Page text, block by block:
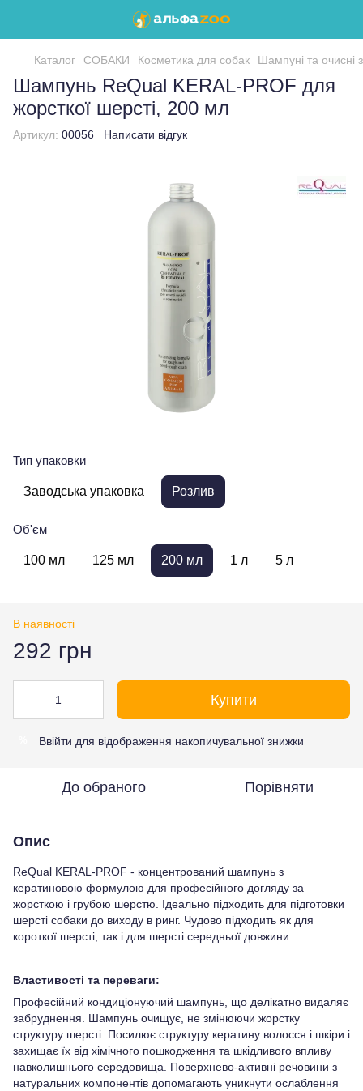
Каталог СОБАКИ Косметика для собак Шампуні та очисні
Шампунь ReQual KERAL-PROF для
жорсткої шерсті, 200 мл
Артикул: 00056 Написати відгук
Тип упаковки
Заводська упаковка Розлив
Об'єм
100 мл 125 мл 200 мл 1 л 5 л
В наявності
292 грн
Купити
Ввійти для відображення накопичувальної знижки
До обраного Порівняти
Опис
ReQual KERAL-PROF - концентрований шампунь з
кератиновою формулою для професійного догляду за
жорсткою і грубою шерстю. Ідеально підходить для підготовки
шерсті собаки до виходу в ринг. Чудово підходить як для
короткої шерсті, так і для шерсті середньої довжини.
Властивості та переваги:
Професійний кондиціонуючий шампунь, що делікатно видаляє
забруднення. Шампунь очищує, не змінюючи жорстку
структуру шерсті. Посилює структуру кератину волосся і шкіри і
захищає їх від хімічного пошкодження та шкідливого впливу
навколишнього середовища. Поверхнево-активні речовини з
натуральних компонентів допомагають уникнути ослаблення